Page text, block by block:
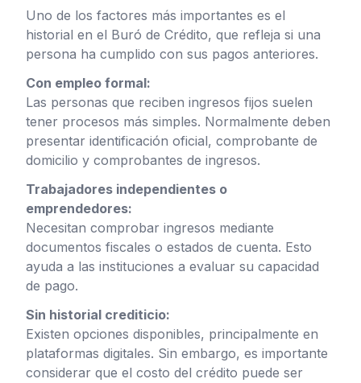
Uno de los factores más importantes es el
historial en el Buró de Crédito, que refleja si una
persona ha cumplido con sus pagos anteriores.
Con empleo formal:
Las personas que reciben ingresos fijos suelen
tener procesos más simples. Normalmente deben
presentar identificación oficial, comprobante de
domicilio y comprobantes de ingresos.
Trabajadores independientes o
emprendedores:
Necesitan comprobar ingresos mediante
documentos fiscales o estados de cuenta. Esto
ayuda a las instituciones a evaluar su capacidad
de pago.
Sin historial crediticio:
Existen opciones disponibles, principalmente en
plataformas digitales. Sin embargo, es importante
considerar que el costo del crédito puede ser